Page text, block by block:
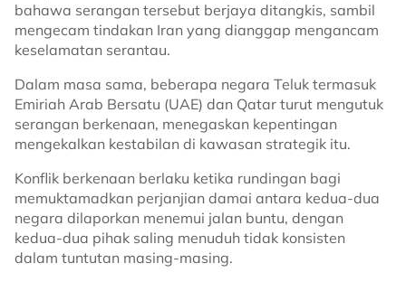
bahawa serangan tersebut berjaya ditangkis, sambil
mengecam tindakan Iran yang dianggap mengancam
keselamatan serantau.
Dalam masa sama, beberapa negara Teluk termasuk
Emiriah Arab Bersatu (UAE) dan Qatar turut mengutuk
serangan berkenaan, menegaskan kepentingan
mengekalkan kestabilan di kawasan strategik itu.
Konflik berkenaan berlaku ketika rundingan bagi
memuktamadkan perjanjian damai antara kedua-dua
negara dilaporkan menemui jalan buntu, dengan
kedua-dua pihak saling menuduh tidak konsisten
dalam tuntutan masing-masing.